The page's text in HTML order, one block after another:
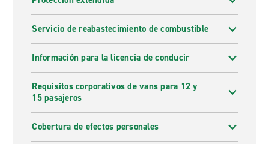
Servicio de reabastecimiento de combustible
Información para la licencia de conducir
Requisitos corporativos de vans para 12 y
15 pasajeros
Cobertura de efectos personales